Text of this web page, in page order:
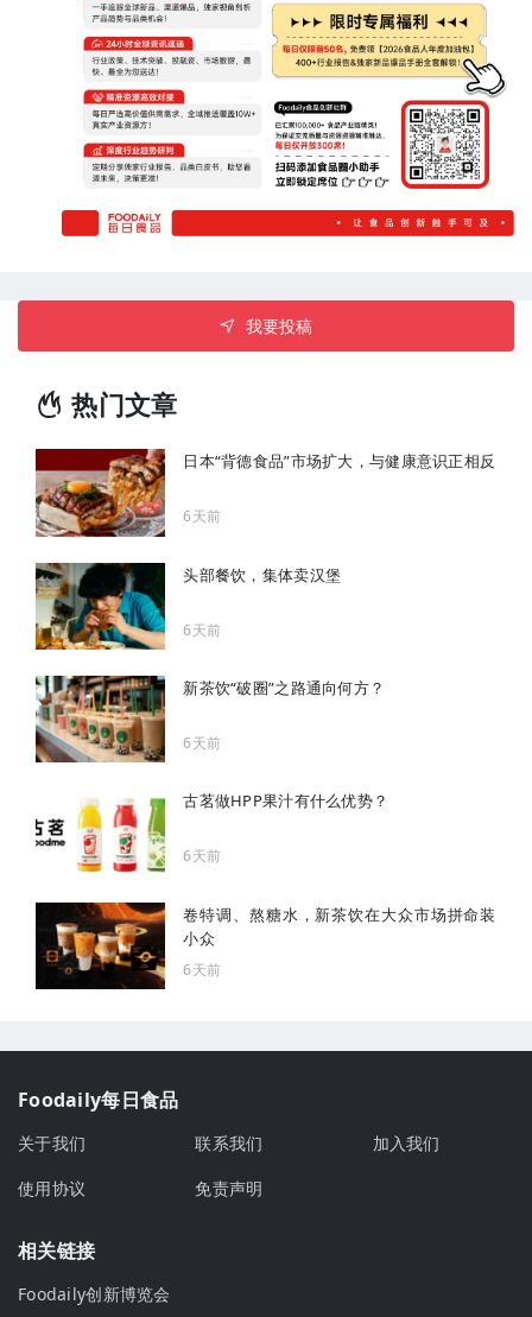
我要投稿
热门文章
日本“背德食品”市场扩大，与健康意识正相反
6天前
头部餐饮，集体卖汉堡
6天前
新茶饮“破圈”之路通向何方？
6天前
古茗做HPP果汁有什么优势？
6天前
卷特调、熬糖水，新茶饮在大众市场拼命装
小众
6天前
Foodaily每日食品
关于我们 联系我们
加入我们
使用协议
免责声明
相关链接
Foodaily创新博览会